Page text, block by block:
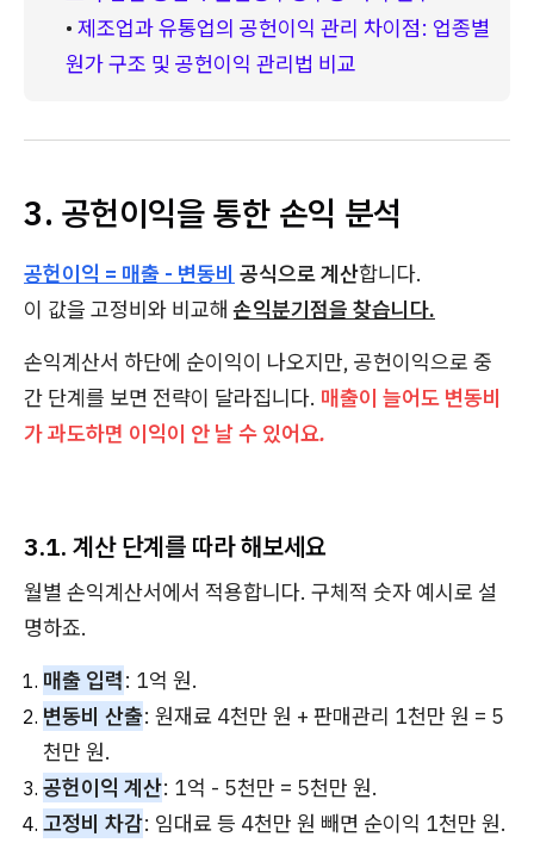
• 제조업과 유통업의 공헌이익 관리 차이점: 업종별
원가 구조 및 공헌이익 관리법 비교
3. 공헌이익을 통한 손익 분석
공헌이익 = 매출 - 변동비 공식으로 계산합니다.
이 값을 고정비와 비교해손익분기점을 찾습니다.
손익계산서 하단에 순이익이 나오지만, 공헌이익으로 중
간 단계를 보면 전략이 달라집니다. 매출이 늘어도 변동비
가 과도하면 이익이 안 날 수 있어요.
3.1. 계산 단계를 따라 해보세요
월별 손익계산서에서 적용합니다. 구체적 숫자 예시로 설
명하죠.
매출 입력: 1억 원.
변동비 산출: 원재료 4천만 원 + 판매관리 1천만 원 = 5
천만 원.
공헌이익 계산: 1억 - 5천만 = 5천만 원.
고정비 차감: 임대료 등 4천만 원 빼면 순이익 1천만 원.